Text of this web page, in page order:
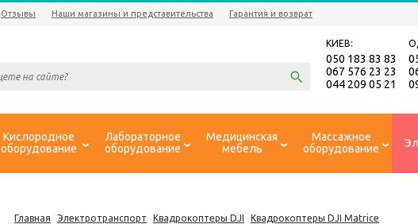
Отзывы Наши магазины и представительства Гарантия и возврат
КИЕВ:
050 183 83 83
067 576 23 23
044 209 05 21
Кислородное
оборудование
Лабораторное
оборудование
Медицинская
мебель
Массажное
оборудование
Главная Электротранспорт Квадрокоптеры DJI
Квадрокоптеры DJI Matrice